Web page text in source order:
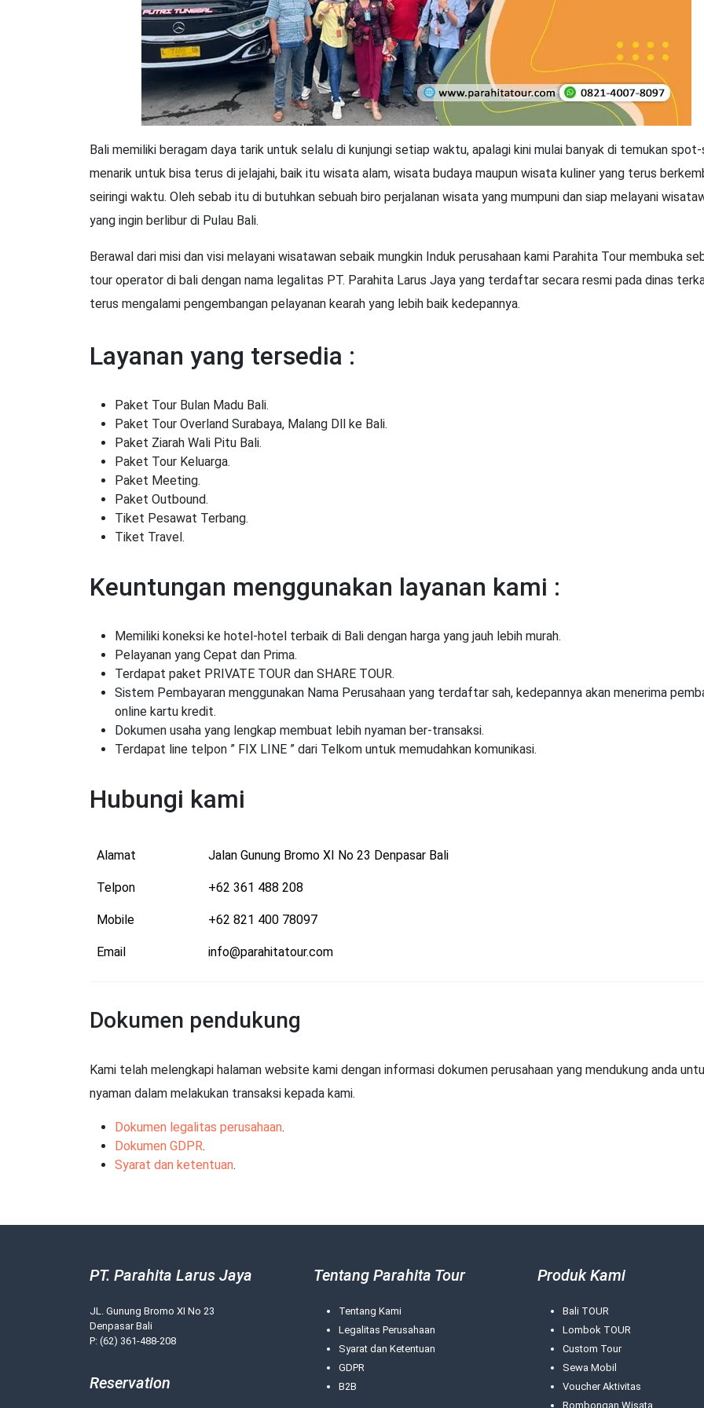
Bali memiliki beragam daya tarik untuk selalu di kunjungi setiap waktu, apalagi kini mulai banyak di temukan
menarik untuk bisa terus di jelajahi, baik itu wisata alam, wisata budaya maupun wisata kuliner yang terus
seiringi waktu. Oleh sebab itu di butuhkan sebuah biro perjalanan wisata yang mumpuni dan siap melayani
yang ingin berlibur di Pulau Bali.
Berawal dari misi dan visi melayani wisatawan sebaik mungkin Induk perusahaan kami Parahita Tour membuka
tour operator di bali dengan nama legalitas PT. Parahita Larus Jaya yang terdaftar secara resmi pada dinas
terus mengalami pengembangan pelayanan kearah yang lebih baik kedepannya.
Layanan yang tersedia :
Paket Tour Bulan Madu Bali.
Paket Tour Overland Surabaya, Malang Dll ke Bali.
Paket Ziarah Wali Pitu Bali.
Paket Tour Keluarga.
Paket Meeting.
Paket Outbound.
Tiket Pesawat Terbang.
Tiket Travel.
Keuntungan menggunakan layanan kami :
Memiliki koneksi ke hotel-hotel terbaik di Bali dengan harga yang jauh lebih murah.
Pelayanan yang Cepat dan Prima.
Terdapat paket PRIVATE TOUR dan SHARE TOUR.
Sistem Pembayaran menggunakan Nama Perusahaan yang terdaftar sah, kedepannya akan menerima
online kartu kredit.
Dokumen usaha yang lengkap membuat lebih nyaman ber-transaksi.
Terdapat line telpon ” FIX LINE ” dari Telkom untuk memudahkan komunikasi.
Hubungi kami
Alamat Jalan Gunung Bromo XI No 23 Denpasar Bali
Telpon +62 361 488 208
Mobile +62 821 400 78097
Email info@parahitatour.com
Dokumen pendukung
Kami telah melengkapi halaman website kami dengan informasi dokumen perusahaan yang mendukung anda
nyaman dalam melakukan transaksi kepada kami.
Dokumen legalitas perusahaan.
Dokumen GDPR.
Syarat dan ketentuan.
PT. Parahita Larus Jaya
JL. Gunung Bromo XI No 23
Denpasar Bali
P: (62) 361-488-208
Reservation
Tentang Parahita Tour
Tentang Kami
Legalitas Perusahaan
Syarat dan Ketentuan
GDPR
B2B
Produk Kami
Bali TOUR
Lombok TOUR
Custom Tour
Sewa Mobil
Voucher Aktivitas
Rombongan Wisata